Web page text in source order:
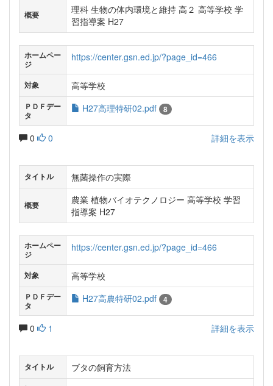
概要
理科 生物の体内環境と維持 高２ 高等学校 学
習指導案 H27
ホームペー
ジ
https://center.gsn.ed.jp/?page_id=466
対象 高等学校
ＰＤＦデー
タ
H27高理特研02.pdf 8
0 0 詳細を表示
タイトル 無菌操作の実際
概要
農業 植物バイオテクノロジー 高等学校 学習
指導案 H27
ホームペー
ジ
https://center.gsn.ed.jp/?page_id=466
対象 高等学校
ＰＤＦデー
タ
H27高農特研02.pdf 4
0 1 詳細を表示
タイトル ブタの飼育方法